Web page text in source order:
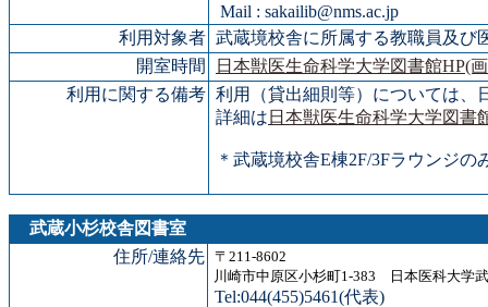
Mail : sakailib@nms.ac.jp
利用対象者 武蔵境校舎に所属する教職員及び
開室時間
日本獣医生命科学大学図書館HP(
利用に関する備考 利用（貸出細則等）については、
詳細は 日本獣医生命科学大学図書
＊武蔵境校舎E棟2F/3Fラウンジの
武蔵小杉校舎図書室
住所/連絡先 〒211-8602
川崎市中原区小杉町1-383 日本医科大学
Tel:044(455)5461(代表)